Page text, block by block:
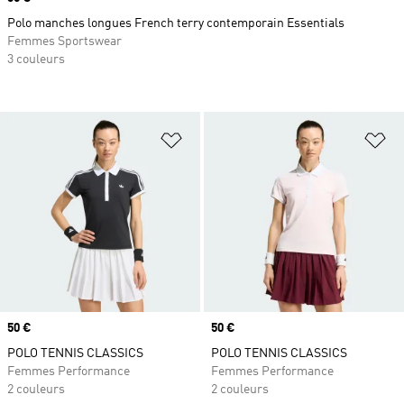
Ajouter à la Liste de produits
Prix
50 €
POLO TENNIS CLASSICS
Femmes Performance
2 couleurs
Prix
50 €
POLO TENNIS CLASSICS
Femmes Performance
2 couleurs
Polo manches longues French terry contemporain Essentials
Femmes Sportswear
3 couleurs